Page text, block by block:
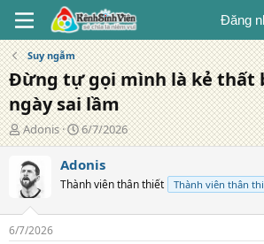
Đăng
Suy ngẫm
Đừng tự gọi mình là kẻ thất
ngày sai lầm
T
á
c
g
i
ả
Adonis
N
g
à
y
đ
g
6/7/2026
Adonis
Thành viên thân thiết Thành viên thân
6/7/2026